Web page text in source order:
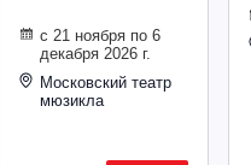
с 21 ноября по 6
декабря 2026 г.
Московский театр
мюзикла